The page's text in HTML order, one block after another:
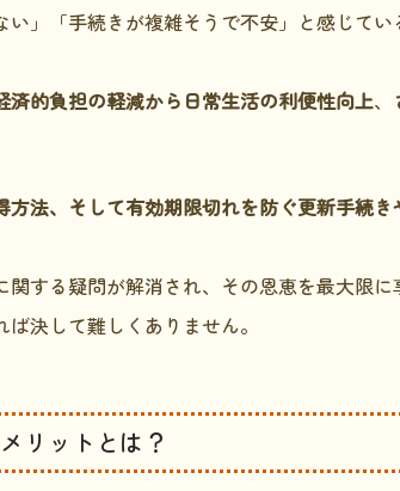
い」「手続きが複雑そうで不安」と感じてい
済的負担の軽減から日常生活の利便性向上、
法、そして有効期限切れを防ぐ更新手続
する疑問が解消され、その恩恵を最大限
決して難しくありません。
リットとは？